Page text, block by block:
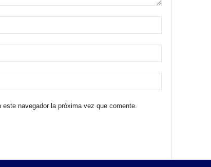
navegador la próxima vez que comente.